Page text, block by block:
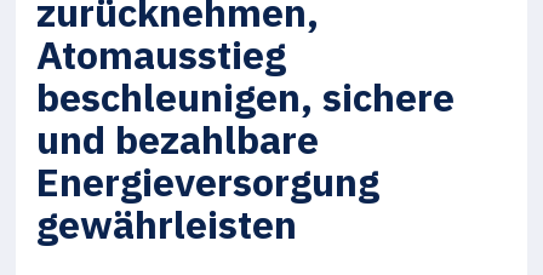
zurücknehmen,
Atomausstieg
beschleunigen, sichere
und bezahlbare
Energieversorgung
gewährleisten